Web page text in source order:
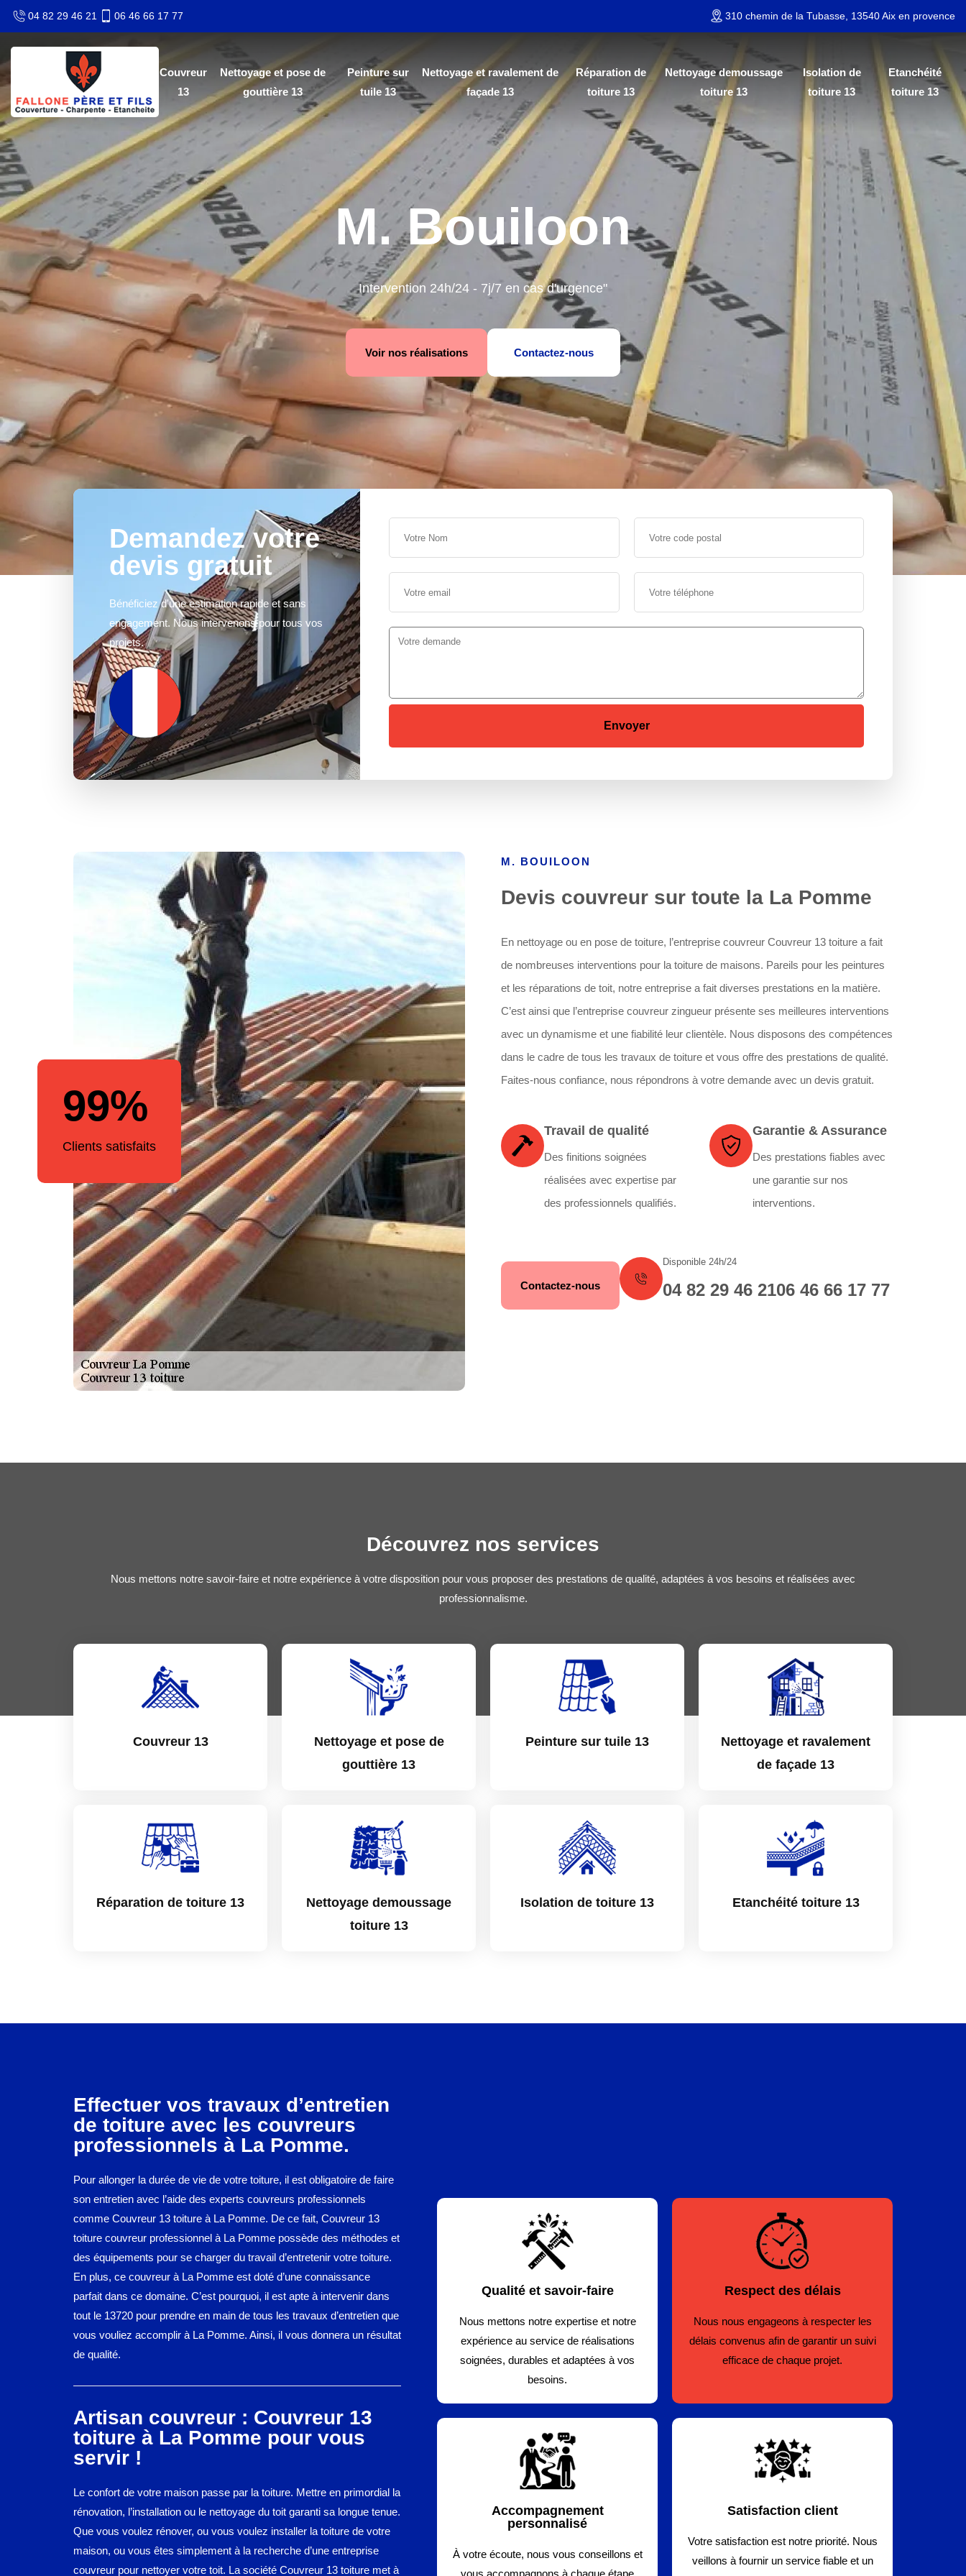
04 82 29 46 21 06 46 66 17 77 310 chemin de la Tubasse, 13540 Aix en provence
Couvreur
13
Nettoyage et pose de
gouttière 13
Peinture sur
tuile 13
Nettoyage et ravalement de
façade 13
Réparation de
toiture 13
Nettoyage demoussage
toiture 13
Isolation de
toiture 13
Etanchéité
toiture 13
M. Bouiloon
Intervention 24h/24 - 7j/7 en cas d'urgence"
Voir nos réalisations Contactez-nous
Demandez votre
devis gratuit
Bénéficiez d'une estimation rapide et sans
engagement. Nous intervenons pour tous vos
projets.
99%
Clients satisfaits
M. BOUILOON
Devis couvreur sur toute la La Pomme
En nettoyage ou en pose de toiture, l’entreprise couvreur Couvreur 13 toiture a fait
de nombreuses interventions pour la toiture de maisons. Pareils pour les peintures
et les réparations de toit, notre entreprise a fait diverses prestations en la matière.
C’est ainsi que l’entreprise couvreur zingueur présente ses meilleures interventions
avec un dynamisme et une fiabilité leur clientèle. Nous disposons des compétences
dans le cadre de tous les travaux de toiture et vous offre des prestations de qualité.
Faites-nous confiance, nous répondrons à votre demande avec un devis gratuit.
Travail de qualité
Des finitions soignées
réalisées avec expertise par
des professionnels qualifiés.
Garantie & Assurance
Des prestations fiables avec
une garantie sur nos
interventions.
Contactez-nous
Disponible 24h/24
04 82 29 46 2106 46 66 17 77
Découvrez nos services
Nous mettons notre savoir-faire et notre expérience à votre disposition pour vous proposer des prestations de qualité, adaptées à vos besoins et réalisées avec
professionnalisme.
Couvreur 13
Nettoyage et pose de
gouttière 13
Peinture sur tuile 13
Nettoyage et ravalement
de façade 13
Réparation de toiture 13
Nettoyage demoussage
toiture 13
Isolation de toiture 13 Etanchéité toiture 13
Effectuer vos travaux d’entretien
de toiture avec les couvreurs
professionnels à La Pomme.
Pour allonger la durée de vie de votre toiture, il est obligatoire de faire
son entretien avec l’aide des experts couvreurs professionnels
comme Couvreur 13 toiture à La Pomme. De ce fait, Couvreur 13
toiture couvreur professionnel à La Pomme possède des méthodes et
des équipements pour se charger du travail d’entretenir votre toiture.
En plus, ce couvreur à La Pomme est doté d’une connaissance
parfait dans ce domaine. C’est pourquoi, il est apte à intervenir dans
tout le 13720 pour prendre en main de tous les travaux d’entretien que
vous vouliez accomplir à La Pomme. Ainsi, il vous donnera un résultat
de qualité.
Artisan couvreur : Couvreur 13
toiture à La Pomme pour vous
servir !
Le confort de votre maison passe par la toiture. Mettre en primordial la
rénovation, l’installation ou le nettoyage du toit garanti sa longue tenue.
Que vous voulez rénover, ou vous voulez installer la toiture de votre
maison, ou vous êtes simplement à la recherche d’une entreprise
couvreur pour nettoyer votre toit. La société Couvreur 13 toiture met à
Qualité et savoir-faire
Nous mettons notre expertise et notre
expérience au service de réalisations
soignées, durables et adaptées à vos
besoins.
Respect des délais
Nous nous engageons à respecter les
délais convenus afin de garantir un suivi
efficace de chaque projet.
Accompagnement
personnalisé
À votre écoute, nous vous conseillons et
vous accompagnons à chaque étape
Satisfaction client
Votre satisfaction est notre priorité. Nous
veillons à fournir un service fiable et un